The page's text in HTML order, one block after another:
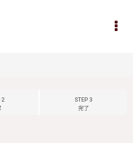
2
STEP 3
完了